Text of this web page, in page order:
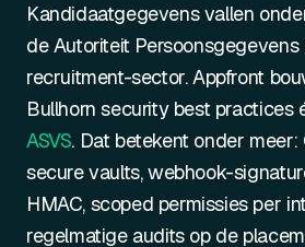
Kandidaatgegevens vallen
de Autoriteit
recruitment-sector. Appfront
Bullhorn security best practices
ASVS. Dat betekent onder
secure vaults, webhook-
HMAC, scoped permissies per
regelmatige audits op de